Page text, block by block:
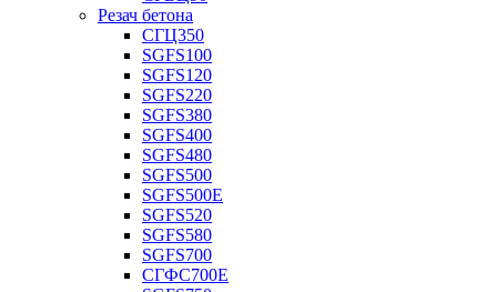
Резач бетона
СГЦ350
SGFS100
SGFS120
SGFS220
SGFS380
SGFS400
SGFS480
SGFS500
SGFS500E
SGFS520
SGFS580
SGFS700
СГФС700Е